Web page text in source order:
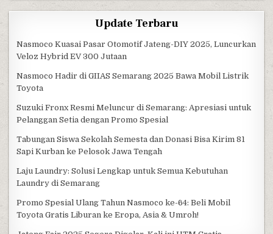
Update Terbaru
Nasmoco Kuasai Pasar Otomotif Jateng-DIY 2025, Luncurkan
Veloz Hybrid EV 300 Jutaan
Nasmoco Hadir di GIIAS Semarang 2025 Bawa Mobil Listrik
Toyota
Suzuki Fronx Resmi Meluncur di Semarang: Apresiasi untuk
Pelanggan Setia dengan Promo Spesial
Tabungan Siswa Sekolah Semesta dan Donasi Bisa Kirim 81
Sapi Kurban ke Pelosok Jawa Tengah
Laju Laundry: Solusi Lengkap untuk Semua Kebutuhan
Laundry di Semarang
Promo Spesial Ulang Tahun Nasmoco ke-64: Beli Mobil
Toyota Gratis Liburan ke Eropa, Asia & Umroh!